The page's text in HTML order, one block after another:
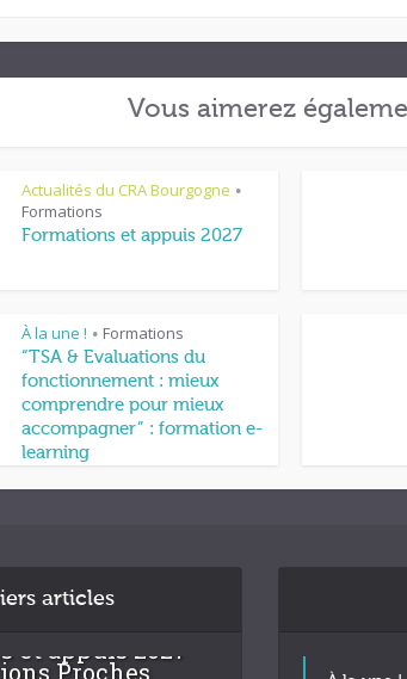
Vous aimerez
Actualités du CRA Bourgogne •
Formations
Formations et appuis 2027
À la une ! • Formations
“TSA & Evaluations du
fonctionnement : mieux
comprendre pour mieux
accompagner” : formation e-
learning
articles
et appuis 2027
Proches